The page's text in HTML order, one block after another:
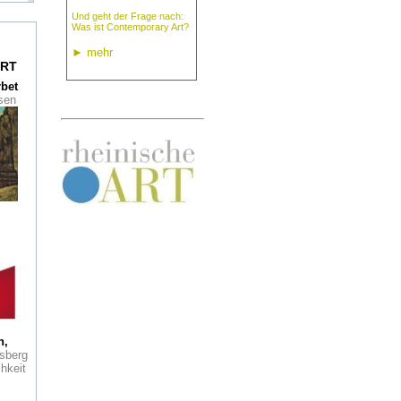
Und geht der Frage nach:
Was ist Contemporary Art?
► mehr